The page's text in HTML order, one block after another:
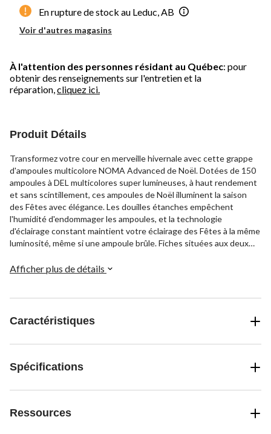
En rupture de stock au Leduc, AB
Voir d'autres magasins
À l'attention des personnes résidant au Québec: pour
obtenir des renseignements sur l'entretien et la
réparation,cliquez ici.
Produit Détails
Transformez votre cour en merveille hivernale avec cette grappe
d'ampoules multicolore NOMA Advanced de Noël. Dotées de 150
ampoules à DEL multicolores super lumineuses, à haut rendement
et sans scintillement, ces ampoules de Noël illuminent la saison
des Fêtes avec élégance. Les douilles étanches empêchent
l'humidité d'endommager les ampoules, et la technologie
d'éclairage constant maintient votre éclairage des Fêtes à la même
luminosité, même si une ampoule brûle. Fiches situées aux deux
lumières à une seule prise.
Afficher plus de détails
Caractéristiques
Spécifications
Ressources